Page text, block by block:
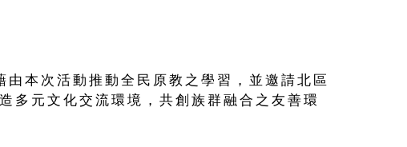
本次活動推動全民原教之學習，並邀請北區
多元文化交流環境，共創族群融合之友善環